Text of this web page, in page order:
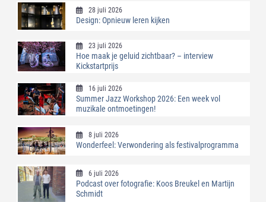
28 juli 2026
Design: Opnieuw leren kijken
23 juli 2026
Hoe maak je geluid zichtbaar? – interview
Kickstartprijs
16 juli 2026
Summer Jazz Workshop 2026: Een week vol
muzikale ontmoetingen!
8 juli 2026
Wonderfeel: Verwondering als festivalprogramma
6 juli 2026
Podcast over fotografie: Koos Breukel en Martijn
Schmidt